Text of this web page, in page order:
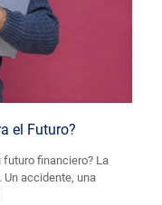
el Futuro?
financiero? La
accidente, una